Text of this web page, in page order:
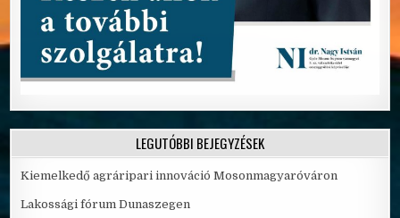
LEGUTÓBBI BEJEGYZÉSEK
Kiemelkedő agráripari innováció Mosonmagyaróváron
Lakossági fórum Dunaszegen